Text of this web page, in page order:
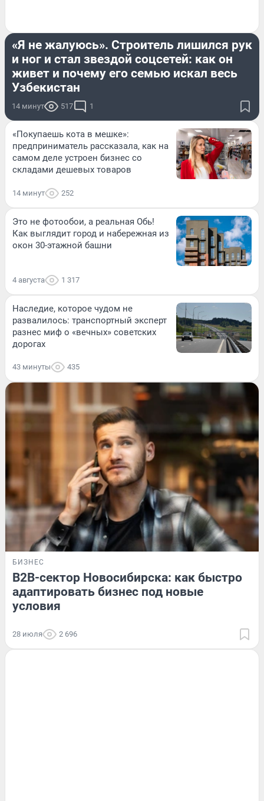
«Я не жалуюсь». Строитель лишился рук
и ног и стал звездой соцсетей: как он
живет и почему его семью искал весь
Узбекистан
14 минут 517 1
«Покупаешь кота в мешке»:
предприниматель рассказала, как на
самом деле устроен бизнес со
складами дешевых товаров
14 минут 252
Это не фотообои, а реальная Обь!
Как выглядит город и набережная из
окон 30-этажной башни
4 августа 1 317
Наследие, которое чудом не
развалилось: транспортный эксперт
разнес миф о «вечных» советских
дорогах
43 минуты 435
БИЗНЕС
B2B-сектор Новосибирска: как быстро
адаптировать бизнес под новые
условия
28 июля 2 696